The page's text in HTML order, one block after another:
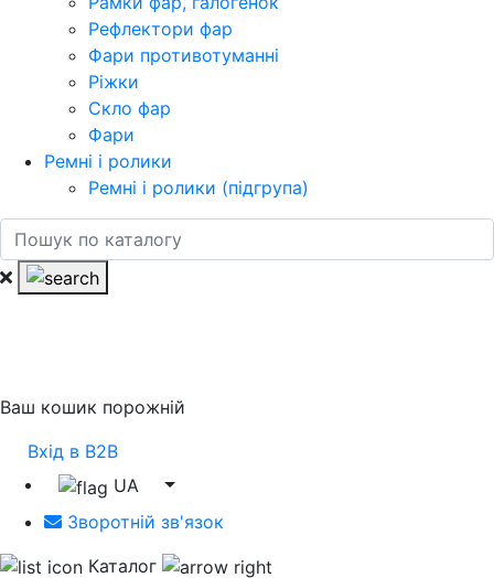
Рефлектори фар
Фари противотуманні
Ріжки
Скло фар
Фари
Ремні і ролики
Ремні і ролики (підгрупа)
Ваш кошик порожній
Вхід в B2B
UA
Зворотній зв'язок
Каталог